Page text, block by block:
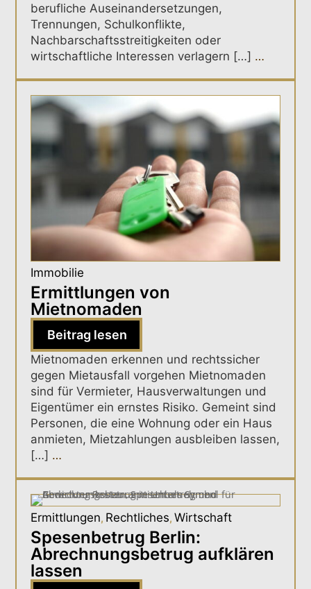
berufliche Auseinandersetzungen,
Trennungen, Schulkonflikte,
Nachbarschaftsstreitigkeiten oder
wirtschaftliche Interessen verlagern […] …
Immobilie
Ermittlungen von
Mietnomaden
Beitrag lesen
Mietnomaden erkennen und rechtssicher
gegen Mietausfall vorgehen Mietnomaden
sind für Vermieter, Hausverwaltungen und
Eigentümer ein ernstes Risiko. Gemeint sind
Personen, die eine Wohnung oder ein Haus
anmieten, Mietzahlungen ausbleiben lassen,
[…] …
Ermittlungen, Rechtliches,Wirtschaft
Spesenbetrug Berlin:
Abrechnungsbetrug aufklären
lassen